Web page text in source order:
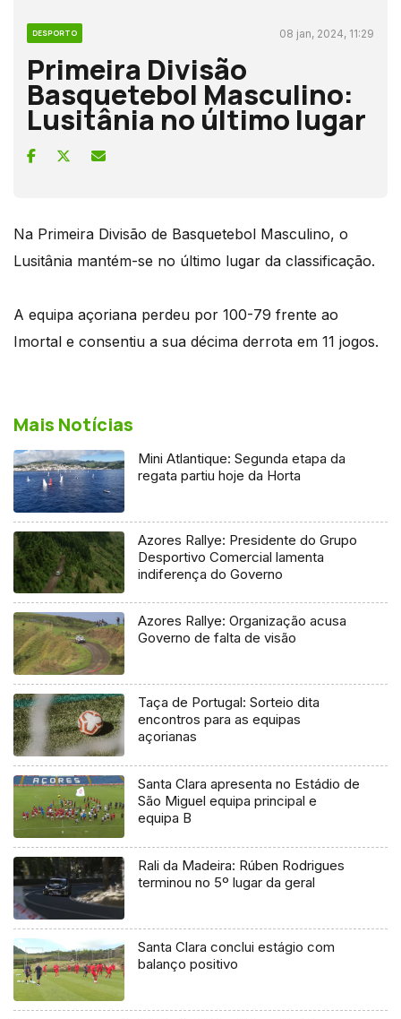
DESPORTO 08 jan, 2024, 11:29
Primeira Divisão
Basquetebol Masculino:
Lusitânia no último lugar
Na Primeira Divisão de Basquetebol Masculino, o
Lusitânia mantém-se no último lugar da classificação.
A equipa açoriana perdeu por 100-79 frente ao
Imortal e consentiu a sua décima derrota em 11 jogos.
Mais Notícias
Mini Atlantique: Segunda etapa da
regata partiu hoje da Horta
Azores Rallye: Presidente do Grupo
Desportivo Comercial lamenta
indiferença do Governo
Azores Rallye: Organização acusa
Governo de falta de visão
Taça de Portugal: Sorteio dita
encontros para as equipas
açorianas
Santa Clara apresenta no Estádio de
São Miguel equipa principal e
equipa B
Rali da Madeira: Rúben Rodrigues
terminou no 5º lugar da geral
Santa Clara conclui estágio com
balanço positivo